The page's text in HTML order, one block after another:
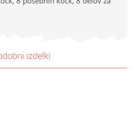
PLASTIČNE KOCKE
navodila za uporabo
izdelki